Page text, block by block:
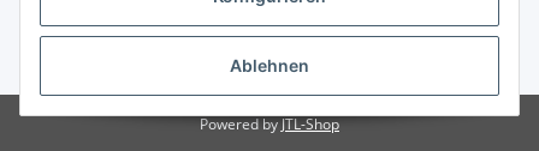
Ablehnen
* Alle Preise inkl. gesetzlicher USt., zzgl.Versand
Powered byJTL-Shop